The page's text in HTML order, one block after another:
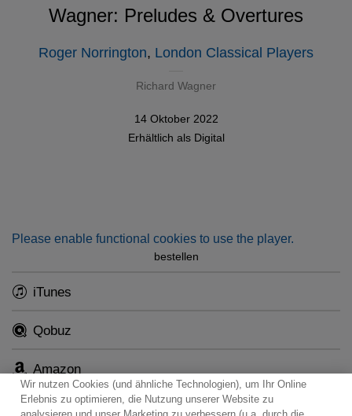
Wagner: Preludes & Overtures
Roger Norrington, London Classical Players
Richard Wagner
14 Oktober 2022
Erhältlich als Digital
Please enable functional cookies to use the player.
bestellen
iTunes
Qobuz
Amazon
Wir nutzen Cookies (und ähnliche Technologien), um Ihr Online
Erlebnis zu optimieren, die Nutzung unserer Website zu